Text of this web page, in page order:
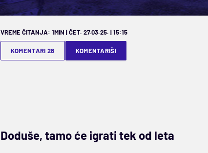
VREME ČITANJA: 1MIN | ČET. 27.03.25. | 15:15
KOMENTARI 28 KOMENTARIŠI
Doduše, tamo će igrati tek od leta